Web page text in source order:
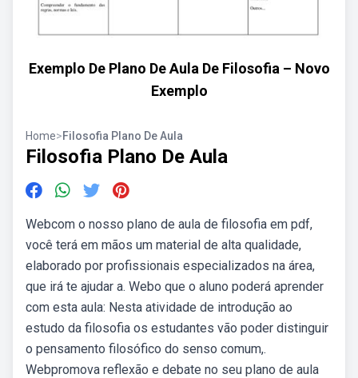
Exemplo De Plano De Aula De Filosofia – Novo
Exemplo
Home>Filosofia Plano De Aula
Filosofia Plano De Aula
Webcom o nosso plano de aula de filosofia em pdf,
você terá em mãos um material de alta qualidade,
elaborado por profissionais especializados na área,
que irá te ajudar a. Webo que o aluno poderá aprender
com esta aula: Nesta atividade de introdução ao
estudo da filosofia os estudantes vão poder distinguir
o pensamento filosófico do senso comum,.
Webpromova reflexão e debate no seu plano de aula